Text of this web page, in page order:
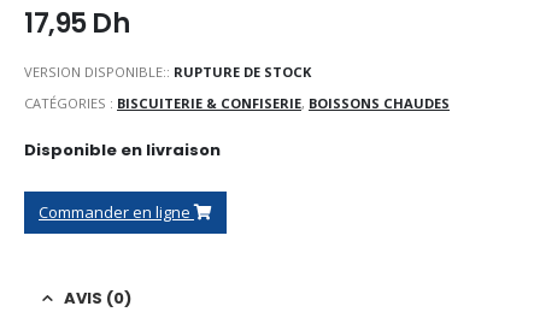
17,95Dh
VERSION DISPONIBLE:: RUPTURE DE STOCK
CATÉGORIES : BISCUITERIE & CONFISERIE, BOISSONS CHAUDES
Disponible en livraison
Commander en ligne
AVIS (0)